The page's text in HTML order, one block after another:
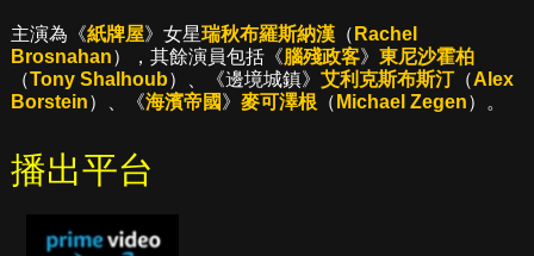
主演為《紙牌屋》女星瑞秋布羅斯納漢（ Rachel
Brosnahan），其餘演員包括《腦殘政客》 東尼沙霍柏
（Tony Shalhoub）、《邊境城鎮》 艾利克斯布斯汀（Alex
Borstein）、《海濱帝國》 麥可澤根（ Michael Zegen）。
播出平台